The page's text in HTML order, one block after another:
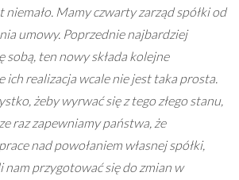
niemało. Mamy czwarty zarząd spółki od
umowy. Poprzednie najbardziej
sobą, ten nowy składa kolejne
ich realizacja wcale nie jest taka prosta.
żeby wyrwać się z tego złego stanu,
raz zapewniamy państwa, że
nad powołaniem własnej spółki,
nam przygotować się do zmian w